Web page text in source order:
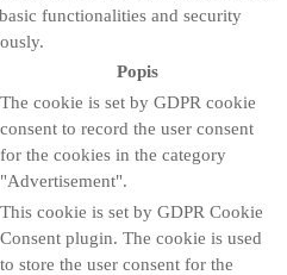
functionalities and security
Popis
The cookie is set by GDPR cookie
consent to record the user consent
for the cookies in the category
"Advertisement".
This cookie is set by GDPR Cookie
Consent plugin. The cookie is used
to store the user consent for the